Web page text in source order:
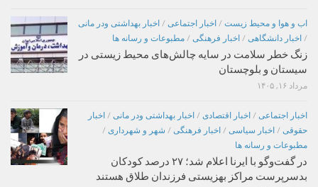
اب و هوا و محیط زیست / اخبار اجتماعی / اخبار بهداشتی ودر مانی
/ اخبار دانشگاهی / اخبار فرهنگی / مطبوعات و رسانه ها
زنگ خطر سلامت در سایه چالش‌های محیط زیستی در
سیستان و بلوچستان
مرداد ۱۶, ۱۴۰۵
اخبار اجتماعی / اخبار اقتصادی / اخبار بهداشتی ودر مانی / اخبار
حقوقی / اخبار سیاسی / اخبار فرهنگی / شهر و شهرداری /
مطبوعات و رسانه ها
در گفت‌وگو با ایرنا اعلام شد؛ ۲۷ درصد کودکان
بدسرپرست مراکز بهزیستی فرزندان طلاق هستند